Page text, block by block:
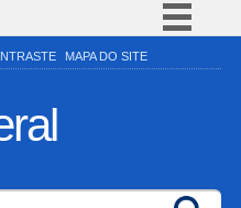
Simplifique!
Legislação
MAPA DO SITE